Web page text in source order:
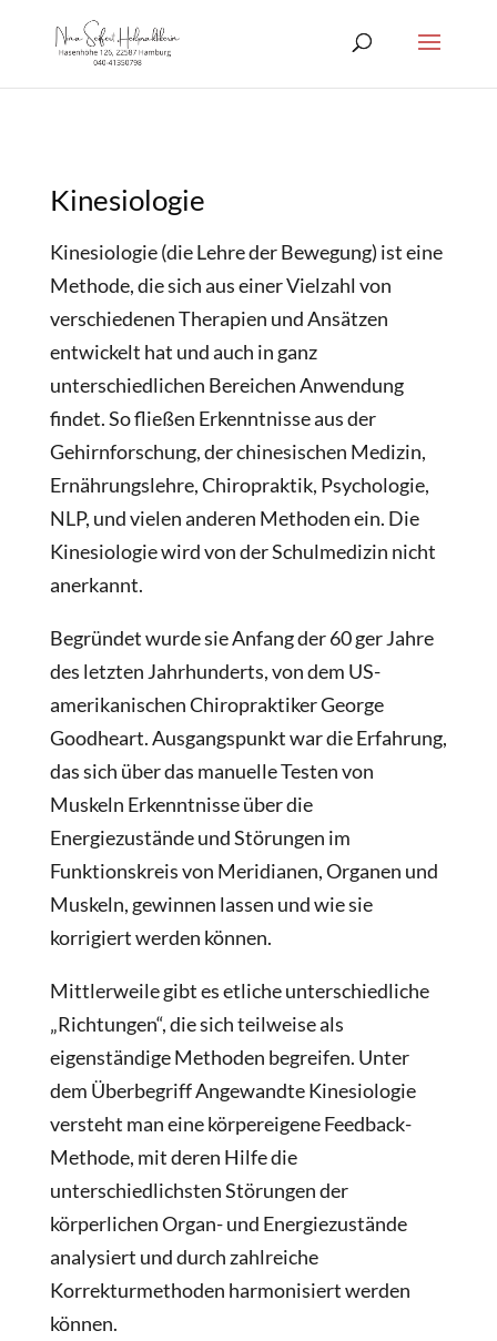
Kinesiologie
Kinesiologie (die Lehre der Bewegung) ist eine
Methode, die sich aus einer Vielzahl von
verschiedenen Therapien und Ansätzen
entwickelt hat und auch in ganz
unterschiedlichen Bereichen Anwendung
findet. So fließen Erkenntnisse aus der
Gehirnforschung, der chinesischen Medizin,
Ernährungslehre, Chiropraktik, Psychologie,
NLP, und vielen anderen Methoden ein. Die
Kinesiologie wird von der Schulmedizin nicht
anerkannt.
Begründet wurde sie Anfang der 60 ger Jahre
des letzten Jahrhunderts, von dem US-
amerikanischen Chiropraktiker George
Goodheart. Ausgangspunkt war die Erfahrung,
das sich über das manuelle Testen von
Muskeln Erkenntnisse über die
Energiezustände und Störungen im
Funktionskreis von Meridianen, Organen und
Muskeln, gewinnen lassen und wie sie
korrigiert werden können.
Mittlerweile gibt es etliche unterschiedliche
„Richtungen“, die sich teilweise als
eigenständige Methoden begreifen. Unter
dem Überbegriff Angewandte Kinesiologie
versteht man eine körpereigene Feedback-
Methode, mit deren Hilfe die
unterschiedlichsten Störungen der
körperlichen Organ- und Energiezustände
analysiert und durch zahlreiche
Korrekturmethoden harmonisiert werden
können.